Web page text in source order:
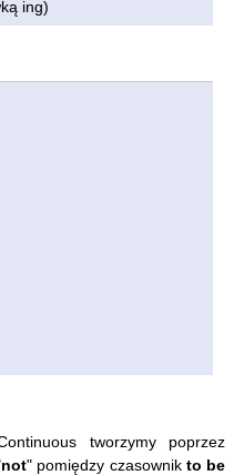
ing)
tworzymy poprzez
not" pomiędzy czasownik to be